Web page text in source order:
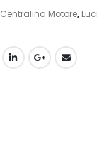
Centralina Motore,